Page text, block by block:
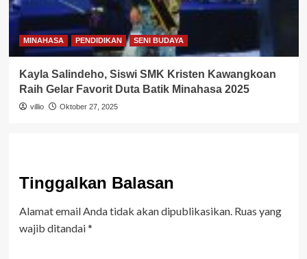
MINAHASA PENDIDIKAN SENI BUDAYA
Kayla Salindeho, Siswi SMK Kristen Kawangkoan
Raih Gelar Favorit Duta Batik Minahasa 2025
villio Oktober 27, 2025
Tinggalkan Balasan
Alamat email Anda tidak akan dipublikasikan. Ruas yang
wajib ditandai*